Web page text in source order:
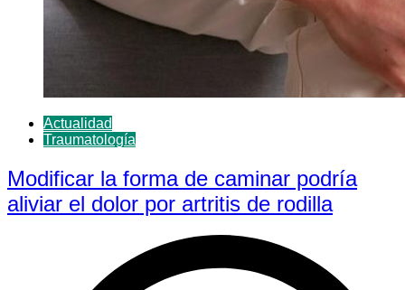
Actualidad
Traumatología
Modificar la forma de caminar podría
aliviar el dolor por artritis de rodilla